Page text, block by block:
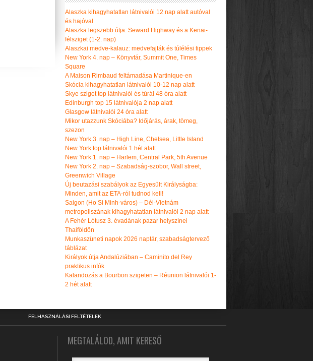
Alaszka kihagyhatatlan látnivalói 12 nap alatt autóval
és hajóval
Alaszka legszebb útja: Seward Highway és a Kenai-
félsziget (1-2. nap)
Alaszkai medve-kalauz: medvefajták és túlélési tippek
New York 4. nap – Könyvtár, Summit One, Times
Square
A Maison Rimbaud feltámadása Martinique-en
Skócia kihagyhatatlan látnivalói 10-12 nap alatt
Skye sziget top látnivalói és túrái 48 óra alatt
Edinburgh top 15 látnivalója 2 nap alatt
Glasgow látnivalói 24 óra alatt
Mikor utazzunk Skóciába? Időjárás, árak, tömeg,
szezon
New York 3. nap – High Line, Chelsea, Little Island
New York top látnivalói 1 hét alatt
New York 1. nap – Harlem, Central Park, 5th Avenue
New York 2. nap – Szabadság-szobor, Wall street,
Greenwich Village
Új beutazási szabályok az Egyesült Királyságba:
Minden, amit az ETA-ról tudnod kell!
Saigon (Ho Si Minh-város) – Dél-Vietnám
metropoliszának kihagyhatatlan látnivalói 2 nap alatt
A Fehér Lótusz 3. évadának pazar helyszínei
Thaiföldön
Munkaszüneti napok 2026 naptár, szabadságtervező
táblázat
Királyok útja Andalúziában – Caminito del Rey
praktikus infók
Kalandozás a Bourbon szigeten – Réunion látnivalói 1-
2 hét alatt
FELHASZNÁLÁSI FELTÉTELEK
MEGTALÁLOD, AMIT KERESŐ